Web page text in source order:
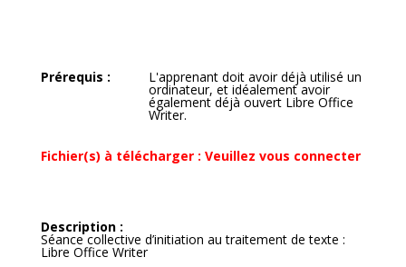
Prérequis : L'apprenant doit avoir déjà utilisé un
ordinateur, et idéalement avoir
également déjà ouvert Libre Office
Writer.
Fichier(s) à télécharger : Veuillez vous connecter
Description:
Séance collective d’initiation au traitement de texte :
Libre Office Writer